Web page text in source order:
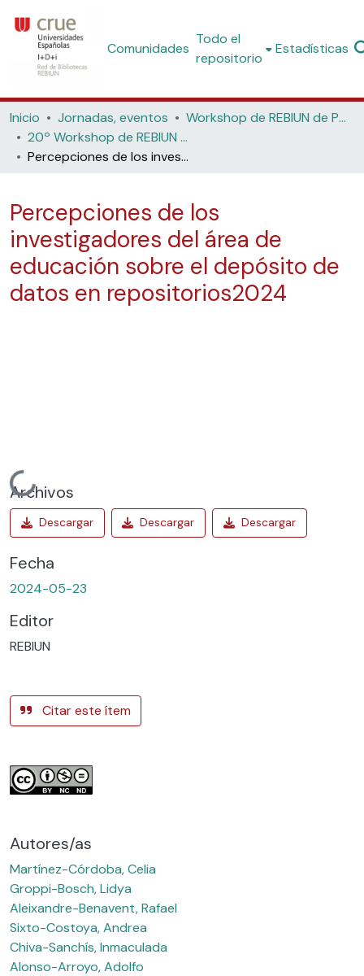
Comunidades
Todo el
repositorio
Estadísticas
Inicio Jornadas, eventos
Workshop de REBIUN de Proyectos Digitales
20º Workshop de REBIUN de Proyectos Digitales: El papel de los repositorios en la Estrategia Nacional de Ciencia Abierta (Universidad de Jaén, 2024)
Percepciones de los investigadores del área de educación sobre el depósito de datos en repositorios2024
Percepciones de los
investigadores del área de
educación sobre el depósito de
datos en repositorios2024
Cargando...
Archivos
Fecha
2024-05-23
Editor
REBIUN
Citar este ítem
Autores/as
Martínez-Córdoba, Celia
Groppi-Bosch, Lidya
Aleixandre-Benavent, Rafael
Sixto-Costoya, Andrea
Chiva-Sanchís, Inmaculada
Alonso-Arroyo, Adolfo